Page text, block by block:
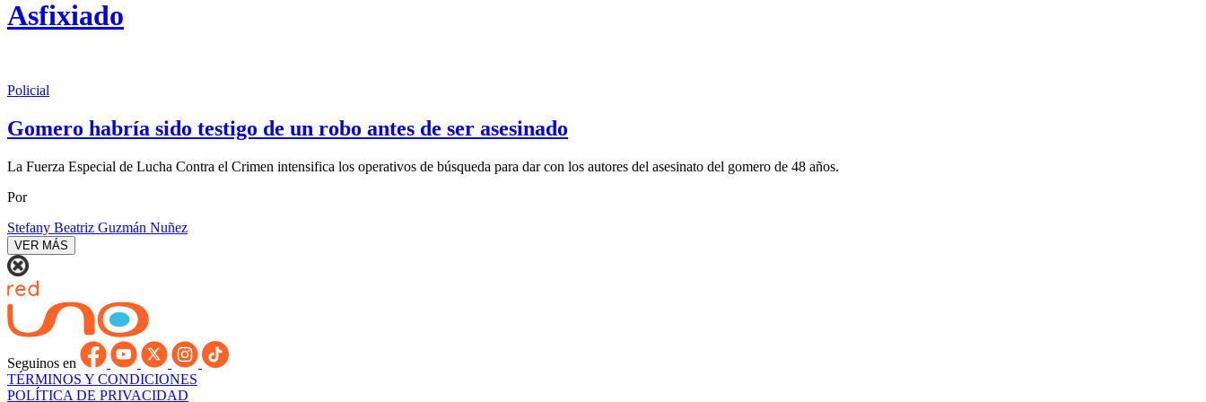
Asfixiado
Policial
Gomero habría sido testigo de un robo antes de ser asesinado
La Fuerza Especial de Lucha Contra el Crimen intensifica los operativos de búsqueda para dar con los autores del asesinato del gomero de 48 años.
Por
Stefany Beatriz Guzmán Nuñez
VER MÁS
Seguinos en
TÉRMINOS Y CONDICIONES
POLÍTICA DE PRIVACIDAD